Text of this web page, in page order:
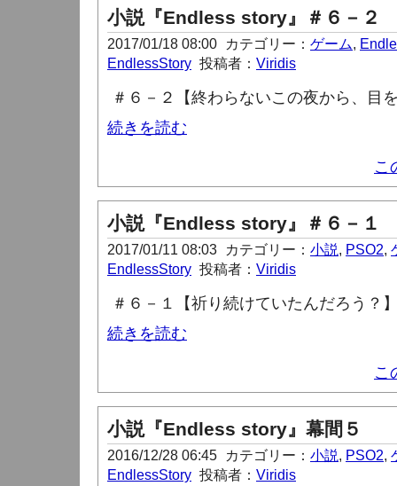
小説『Endless story』＃６－２
2017/01/18 08:00 カテゴリー： ゲーム,
EndlessStory 投稿者： Viridis
＃６－２【終わらないこの夜から、目
続きを読む
こ
小説『Endless story』＃６－１
2017/01/11 08:03 カテゴリー： 小説, PSO2,
EndlessStory 投稿者： Viridis
＃６－１【祈り続けていたんだろう？
続きを読む
こ
小説『Endless story』幕間５
2016/12/28 06:45 カテゴリー： 小説, PSO2,
EndlessStory 投稿者： Viridis